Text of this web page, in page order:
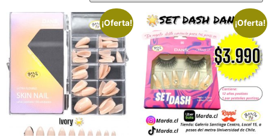
¡Oferta! ¡Oferta!